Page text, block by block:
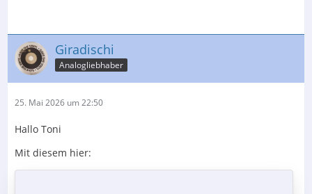
Giradischi
Analogliebhaber
25. Mai 2026 um 22:50
Hallo Toni
Mit diesem hier: